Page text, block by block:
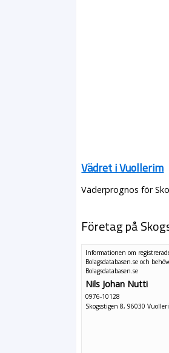
Vädret i Vuollerim
Väderprognos för
Företag på
Informationen om
Bolagsdatabasen.se och
Bolagsdatabasen.se
Nils Johan Nutti
0976-10128
Skogsstigen 8, 96030